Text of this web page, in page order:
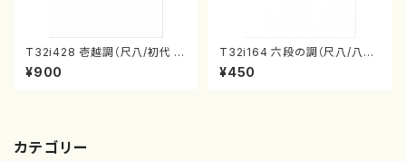
T32i428 壱越調（尺八/初代 中
村双葉/楽譜）都山流公刊楽譜曲
番:2133
¥900
T32i164 六段の調（尺八/八橋
検校/楽譜）都山流公刊楽譜曲
番:1016
¥450
カテゴリー